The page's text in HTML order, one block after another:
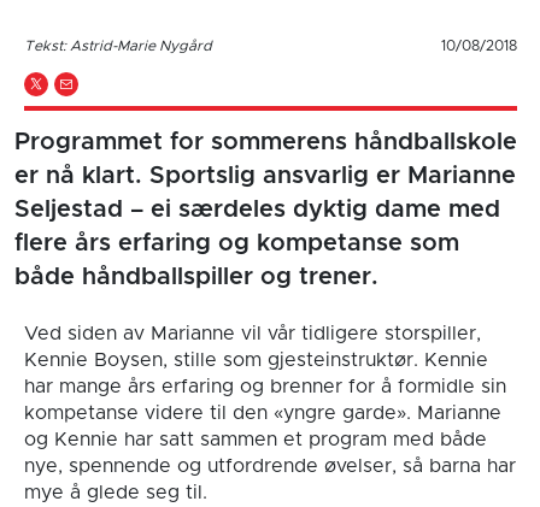
Tekst: Astrid-Marie Nygård 10/08/2018
Programmet for sommerens håndballskole
er nå klart. Sportslig ansvarlig er Marianne
Seljestad – ei særdeles dyktig dame med
flere års erfaring og kompetanse som
både håndballspiller og trener.
Ved siden av Marianne vil vår tidligere storspiller,
Kennie Boysen, stille som gjesteinstruktør. Kennie
har mange års erfaring og brenner for å formidle sin
kompetanse videre til den «yngre garde». Marianne
og Kennie har satt sammen et program med både
nye, spennende og utfordrende øvelser, så barna har
mye å glede seg til.